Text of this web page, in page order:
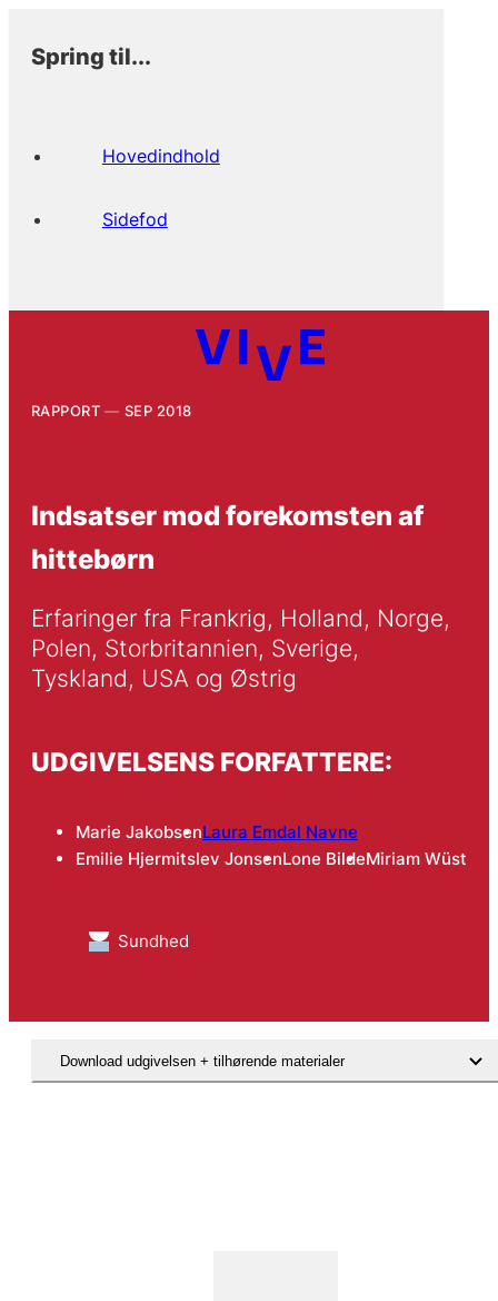
Spring til...
Hovedindhold
Sidefod
RAPPORT SEP 2018
Indsatser mod forekomsten af
hittebørn
Erfaringer fra Frankrig, Holland, Norge,
Polen, Storbritannien, Sverige,
Tyskland, USA og Østrig
UDGIVELSENS FORFATTERE:
Marie JakobsenLaura Emdal Navne
Emilie Hjermitslev JonsenLone BildeMiriam Wüst
Sundhed
Download udgivelsen + tilhørende materialer
Hent rapporten Indsatser mod forekomsten af hittebørn